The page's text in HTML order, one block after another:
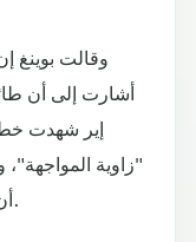
وقالت بوينغ
إير شهدت
"زاوية
أن يتسبب بغوص الطائرة بصورة مفاجئة.